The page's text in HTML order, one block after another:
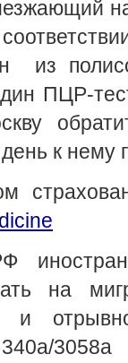
из
ПЦР-
к нему
на
и